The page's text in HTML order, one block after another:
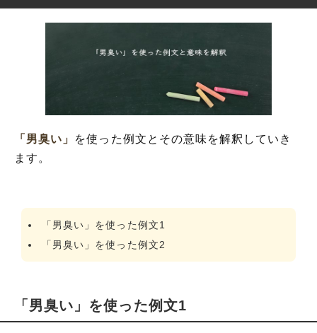
「男臭い」 を使った例文とその意味を解釈していき
ます。
「男臭い」を使った例文1
「男臭い」を使った例文2
「男臭い」を使った例文1